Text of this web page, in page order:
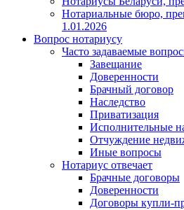
Нотариальные бюро,
1.01.2026
Вопрос нотариусу
Часто задаваемые
Завещание
Доверенности
Брачный договор
Наследство
Приватизация
Исполнительные
Отчуждение
Иные вопросы
Нотариус отвечает
Брачные договоры
Доверенности
Договоры купли-